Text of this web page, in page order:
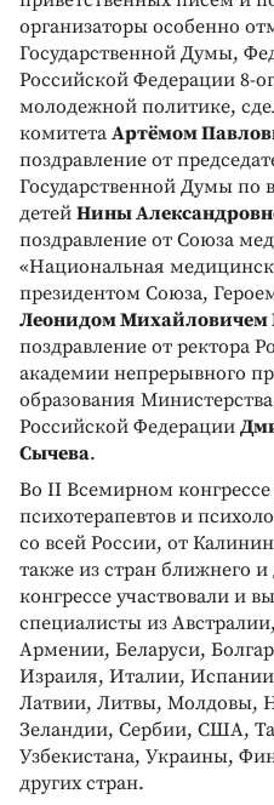
организаторы особенно
Государственной Думы,
Российской Федерации 8-
молодежной политике,
комитета Артёмом
поздравление от
Государственной Думы
детей Нины
поздравление от Союза
«Национальная
президентом Союза,
Леонидом Михайловичем
поздравление от ректора
академии непрерывного
образования
Российской Федерации
Сычева.
Во II Всемирном
психотерапевтов и
со всей России, от
также из стран ближнего и
конгрессе участвовали и
специалисты из
Армении, Беларуси,
Израиля, Италии,
Латвии, Литвы, Молдовы,
Зеландии, Сербии, США,
Узбекистана, Украины,
других стран.